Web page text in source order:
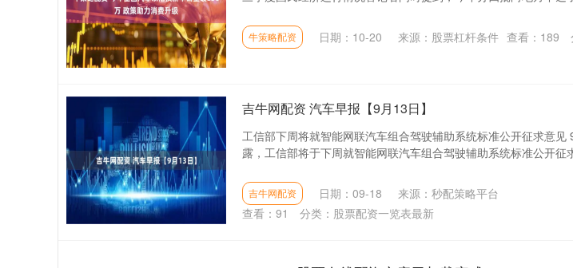
牛策略配资 日期：10-20 来源：股票杠杆条件 查看： 189
吉牛网配资 汽车早报【9月13日】
工信部下周将就智能网联汽车组合驾驶辅助系统标准公开征求意见
露，工信部将于下周就智能网联汽车组合驾驶辅助系统标准公开征
吉牛网配资 日期：09-18
来源：秒配策略平台
查看： 91 分类： 股票配资一览表最新